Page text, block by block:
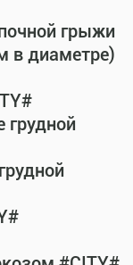
грыжи
в диаметре)
грудной